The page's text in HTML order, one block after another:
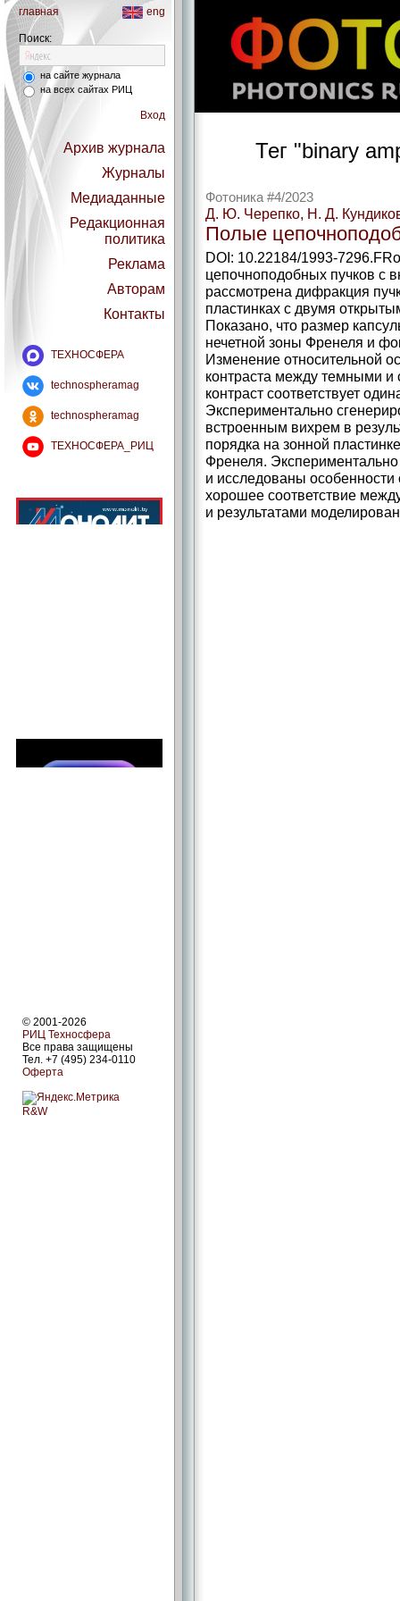
главная eng
Поиск:
на сайте журнала
на всех сайтах РИЦ
Вход
Архив журнала
Журналы
Медиаданные
Редакционная
политика
Реклама
Авторам
Контакты
ТЕХНОСФЕРА
technospheramag
technospheramag
ТЕХНОСФЕРА_РИЦ
© 2001-2026
РИЦ Техносфера
Все права защищены
Тел. +7 (495) 234-0110
Оферта
R&W
Тег "binary
Фотоника #4/2023
Д. Ю. Черепко, Н. Д.
Полые
DOI: 10.22184/1993-
цепочноподобных пучков с
рассмотрена дифракция
пластинках с двумя
Показано, что размер
нечетной зоны Френеля и
Изменение относительной
контраста между темными
контраст соответствует
Экспериментально
встроенным вихрем в
порядка на зонной
Френеля. Экспериментально
и исследованы
хорошее соответствие
и результатами